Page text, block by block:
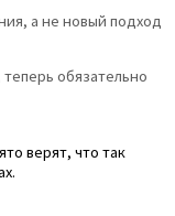
а не новый подход
обязательно
верят, что так